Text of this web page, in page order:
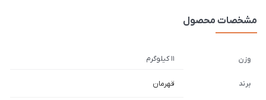
مشخصات محصول
وزن 11 کیلوگرم
برند قهرمان